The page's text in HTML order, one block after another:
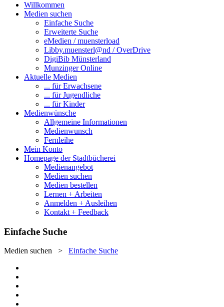
Willkommen
Medien suchen
Einfache Suche
Erweiterte Suche
eMedien / muensterload
Libby.muensterl@nd / OverDrive
DigiBib Münsterland
Munzinger Online
Aktuelle Medien
... für Erwachsene
... für Jugendliche
... für Kinder
Medienwünsche
Allgemeine Informationen
Medienwunsch
Fernleihe
Mein Konto
Homepage der Stadtbücherei
Medienangebot
Medien suchen
Medien bestellen
Lernen + Arbeiten
Anmelden + Ausleihen
Kontakt + Feedback
Einfache Suche
Medien suchen > Einfache Suche